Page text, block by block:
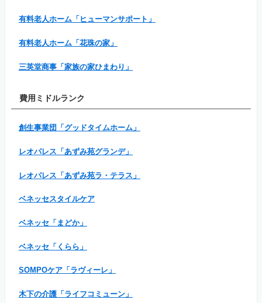
有料老人ホーム「ヒューマンサポート」
有料老人ホーム「花珠の家」
三英堂商事「家族の家ひまわり」
費用ミドルランク
創生事業団「グッドタイムホーム」
レオパレス「あずみ苑グランデ」
レオパレス「あずみ苑ラ・テラス」
ベネッセスタイルケア
ベネッセ「まどか」
ベネッセ「くらら」
SOMPOケア「ラヴィーレ」
木下の介護「ライフコミューン」